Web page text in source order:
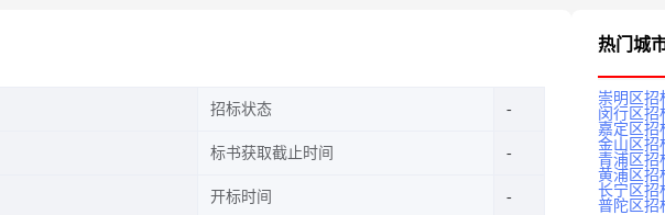
招标状态
标书获取截止时间
开标时间
热门城
崇明区招
闵行区招
嘉定区招
金山区招
青浦区招
黄浦区招
长宁区招
普陀区招